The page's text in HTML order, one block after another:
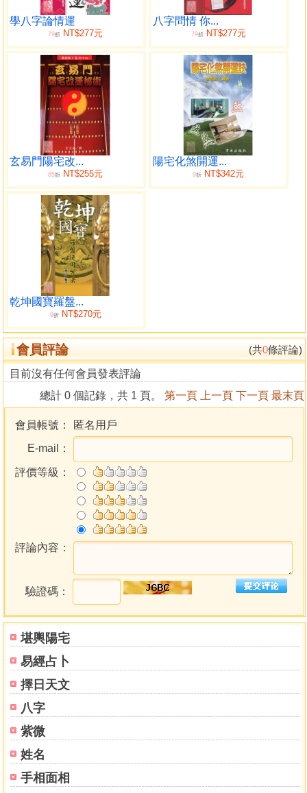
堪輿陽宅
易經占卜
擇日天文
八字
紫微
姓名
手相面相
1、甲日主（甲寅、甲辰、甲午、甲申、甲戌、甲子）
2、乙日主（乙卯、乙巳、乙未、乙酉、乙亥、乙丑）
3、丙日主（丙寅、丙辰、丙午、丙申、丙戌、丙子）
4、丁日主（丁卯、丁巳、丁未、丁酉、丁亥、丁丑）
5、戊日主（戊寅、戊辰、戊午、戊申、戊戌、戊子）
6、己日主（己卯、己巳、己未、己酉、己亥、己丑）
7、庚日主（庚寅、庚辰、庚午、庚申、庚戌、庚子）
8、辛日主（辛卯、辛巳、辛未、辛酉、辛亥、辛丑）
9、壬日主（壬寅、壬辰、壬午、壬申、壬戌、壬子）
10、癸日主（癸卯、癸巳、癸未、癸酉、癸亥、癸丑）
後記
學八字論情運
79折 NT$277元
八字問情 你...
79折NT$277元
玄易門陽宅改...
85折 NT$255元
陽宅化煞開運...
9折 NT$342元
乾坤國寶羅盤...
9折NT$270元
會員評論 (共0條評論)
目前沒有任何會員發表評論
總計 0 個記錄，共 1 頁。 第一頁 上一頁 下一頁 最末頁
會員帳號：
匿名用戶
E-mail：
評價等級：
評論內容：
驗證碼：